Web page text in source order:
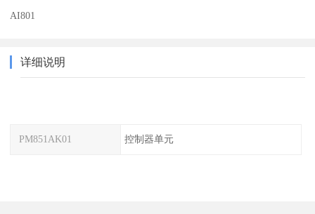
AI801
详细说明
PM851AK01 控制器单元